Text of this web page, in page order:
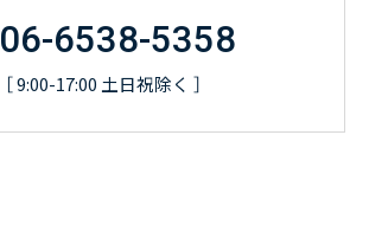
06-6538-5358
［ 9:00-17:00 土日祝除く ］